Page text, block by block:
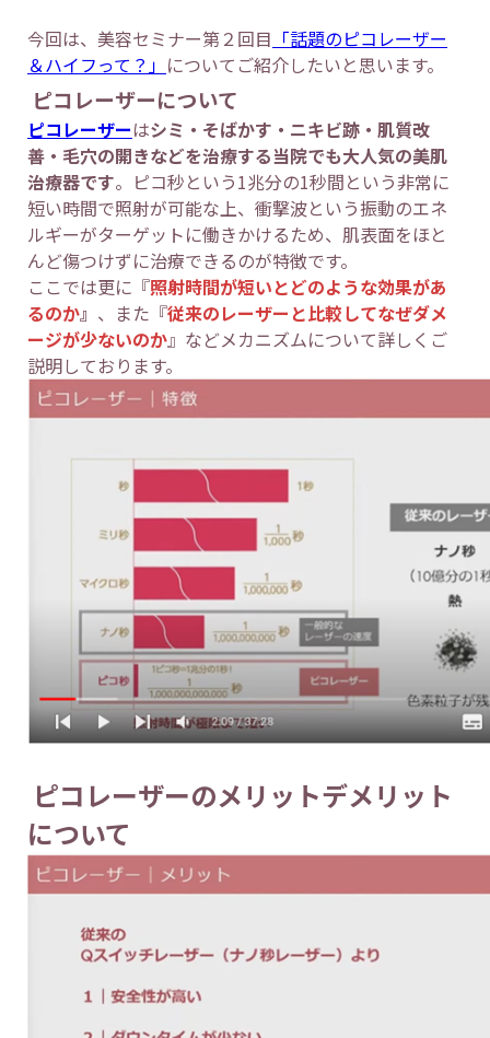
今回は、美容セミナー第２回目 「話題のピコレーザー
＆ハイフって？」 についてご紹介したいと思います。
ピコレーザーについて
ピコレーザーはシミ・そばかす・ニキビ跡・肌質改
善・毛穴の開きなどを治療する当院でも大人気の美肌
治療器です。ピコ秒という1兆分の1秒間という非常に
短い時間で照射が可能な上、衝撃波という振動のエネ
ルギーがターゲットに働きかけるため、肌表面をほと
んど傷つけずに治療できるのが特徴です。
ここでは更に『照射時間が短いとどのような効果があ
るのか』 、また『従来のレーザーと比較してなぜダメ
ージが少ないのか』などメカニズムについて詳しくご
説明しております。
ピコレーザーのメリットデメリット
について